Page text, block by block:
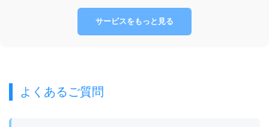
サービスをもっと見る
よくあるご質問